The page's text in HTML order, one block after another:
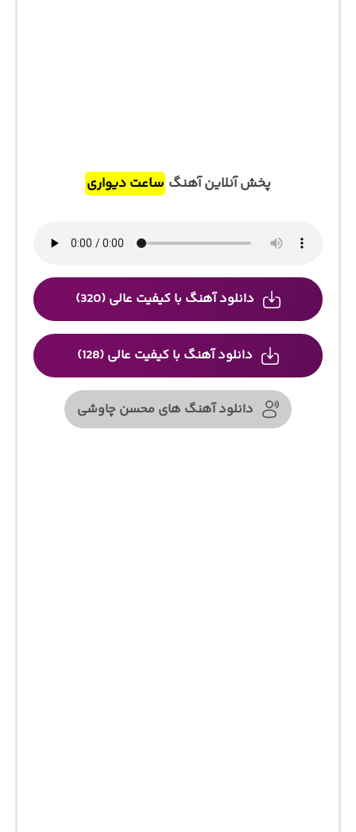
پخش آنلاین آهنگ ساعت دیواری
دانلود آهنگ با کیفیت عالی (320)
دانلود آهنگ با کیفیت عالی (128)
دانلود آهنگ های محسن چاوشی